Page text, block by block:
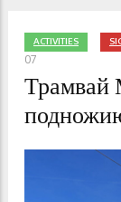
ACTIVITIES
07
Трамвай